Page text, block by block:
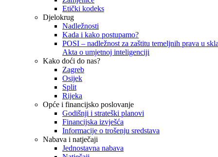
Etički kodeks
Djelokrug
Nadležnosti
Kada i kako postupamo?
POSI – nadležnost za zaštitu temeljnih prava u
Akta o umjetnoj inteligenciji
Kako doći do nas?
Zagreb
Osijek
Split
Rijeka
Opće i financijsko poslovanje
Godišnji i strateški planovi
Financijska izvješća
Informacije o trošenju sredstava
Nabava i natječaji
Jednostavna nabava